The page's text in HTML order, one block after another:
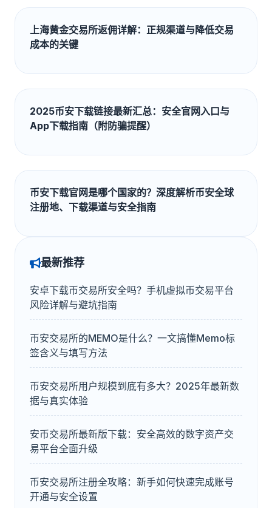
上海黄金交易所返佣详解：正规渠道与降低交易
成本的关键
2025币安下载链接最新汇总：安全官网入口与
App下载指南（附防骗提醒）
币安下载官网是哪个国家的？深度解析币安全球
注册地、下载渠道与安全指南
最新推荐
安卓下载币交易所安全吗？手机虚拟币交易平台
风险详解与避坑指南
币安交易所的MEMO是什么？一文搞懂Memo标
签含义与填写方法
币安交易所用户规模到底有多大？2025年最新数
据与真实体验
安币交易所最新版下载：安全高效的数字资产交
易平台全面升级
币安交易所注册全攻略：新手如何快速完成账号
开通与安全设置